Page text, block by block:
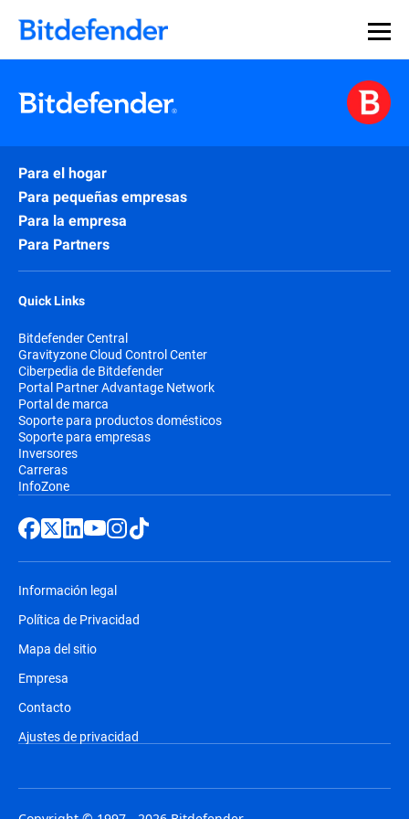
Para el hogar
Para pequeñas empresas
Para la empresa
Para Partners
Quick Links
Bitdefender Central
Gravityzone Cloud Control Center
Ciberpedia de Bitdefender
Portal Partner Advantage Network
Portal de marca
Soporte para productos domésticos
Soporte para empresas
Inversores
Carreras
InfoZone
Información legal
Política de Privacidad
Mapa del sitio
Empresa
Contacto
Ajustes de privacidad